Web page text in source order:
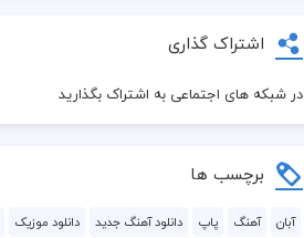
اشتراک گذاری
در شبکه های اجتماعی به اشتراک بگذارید
برچسب ها
آبان آهنگ پاپ دانلود آهنگ جدید دانلود موزیک